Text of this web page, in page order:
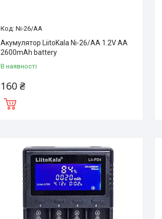
Ni-26/AA
Акумулятор LiitoKala Ni-26/AA 1.2V AA
2600mAh battery
В наявності
160 ₴